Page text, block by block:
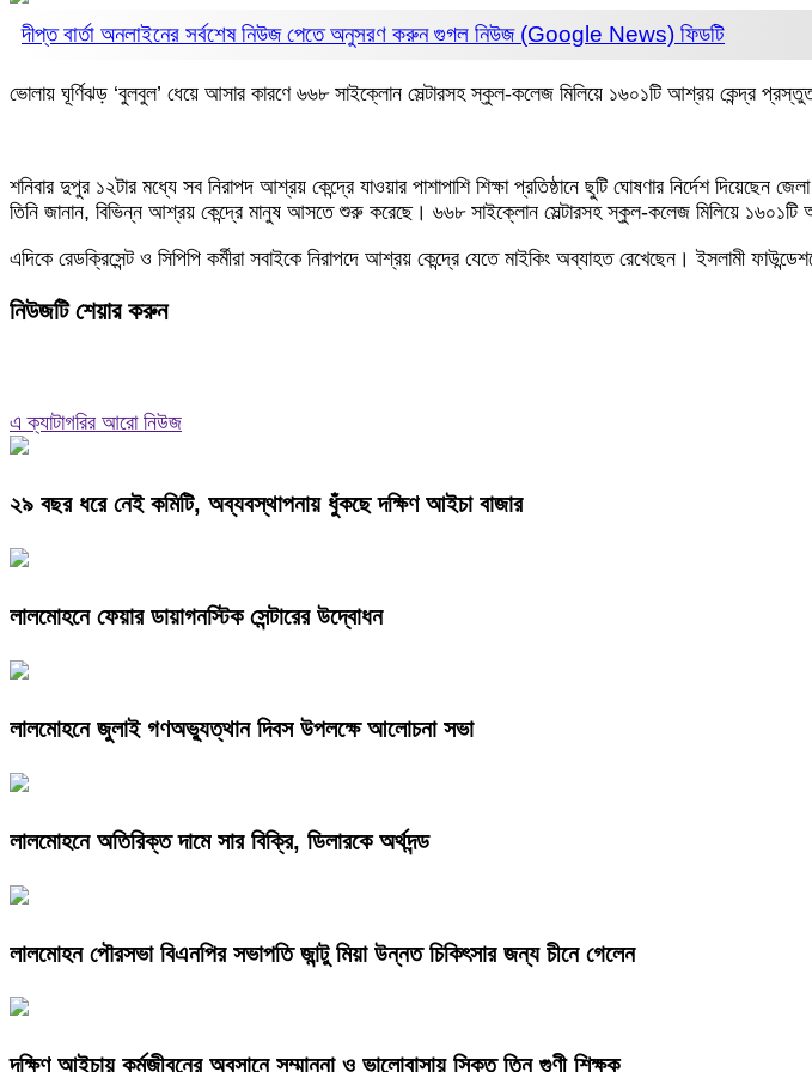
দীপ্ত বার্তা অনলাইনের সর্বশেষ নিউজ পেতে অনুসরণ করুনগুগল নিউজ (Google News) ফিডটি
ভোলায় ঘূর্ণিঝড় ‘বুলবুল’ ধেয়ে আসার কারণে ৬৬৮ সাইক্লোন সেল্টারসহ স্কুল-কলেজ মিলিয়ে ১৬০১টি আশ্রয় কেন্দ্র প্রস্তুত
শনিবার দুপুর ১২টার মধ্যে সব নিরাপদ আশ্রয় কেন্দ্রে যাওয়ার পাশাপাশি শিক্ষা প্রতিষ্ঠানে ছুটি ঘোষণার নির্দেশ দিয়েছেন
তিনি জানান, বিভিন্ন আশ্রয় কেন্দ্রে মানুষ আসতে শুরু করেছে। ৬৬৮ সাইক্লোন সেল্টারসহ স্কুল-কলেজ মিলিয়ে
এদিকে রেডক্রিসেন্ট ও সিপিপি কর্মীরা সবাইকে নিরাপদে আশ্রয় কেন্দ্রে যেতে মাইকিং অব্যাহত রেখেছেন। ইসলামী
নিউজটি শেয়ার করুন
এ ক্যাটাগরির আরো নিউজ
২৯ বছর ধরে নেই কমিটি, অব্যবস্থাপনায় ধুঁকছে দক্ষিণ আইচা বাজার
লালমোহনে ফেয়ার ডায়াগনস্টিক সেন্টারের উদ্বোধন
লালমোহনে জুলাই গণঅভ্যুত্থান দিবস উপলক্ষে আলোচনা সভা
লালমোহনে অতিরিক্ত দামে সার বিক্রি, ডিলারকে অর্থদন্ড
লালমোহন পৌরসভা বিএনপির সভাপতি জান্টু মিয়া উন্নত চিকিৎসার জন্য চীনে গেলেন
দক্ষিণ আইচায় কর্মজীবনের অবসানে সম্মাননা ও ভালোবাসায় সিক্ত তিন গুণী শিক্ষক